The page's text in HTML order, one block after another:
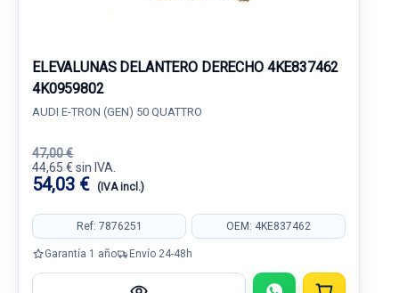
ELEVALUNAS DELANTERO DERECHO 4KE837462
4K0959802
AUDI E-TRON (GEN) 50 QUATTRO
47,00 €
44,65 € sin IVA.
54,03 € (IVA incl.)
Ref: 7876251 OEM: 4KE837462
Garantía 1 año Envío 24-48h